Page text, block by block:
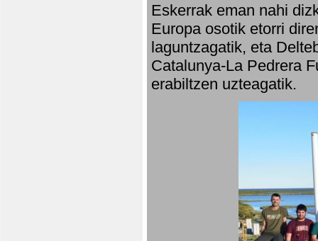
Eskerrak eman nahi
Europa osotik etorri
laguntzagatik, eta
Catalunya-La Pedrera
erabiltzen uzteagatik.